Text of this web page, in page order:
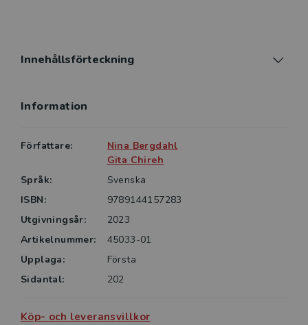
Design för engagerat lärande kan inspirera både
Boken ger kunskap för undervisning som sker såväl
Innehållsförteckning
Information
Författare:
Nina Bergdahl
Gita Chireh
Språk:
Svenska
ISBN:
9789144157283
Utgivningsår:
2023
Artikelnummer:
45033-01
Upplaga:
Första
Sidantal:
202
Köp- och leveransvillkor